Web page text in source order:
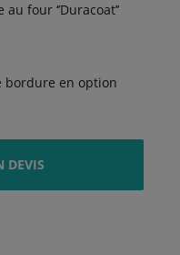
four ‘’Duracoat’’
bordure en option
DEVIS